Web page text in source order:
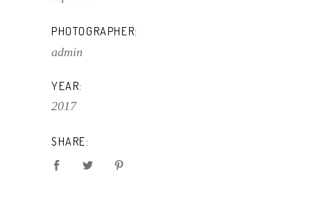
PHOTOGRAPHER:
admin
YEAR:
2017
SHARE: